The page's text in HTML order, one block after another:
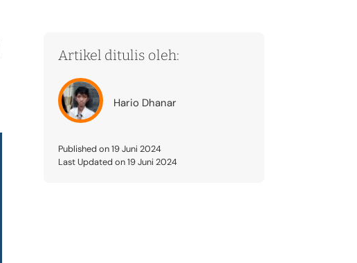
Artikel ditulis oleh:
Hario Dhanar
Published on 19 Juni 2024
Last Updated on 19 Juni 2024